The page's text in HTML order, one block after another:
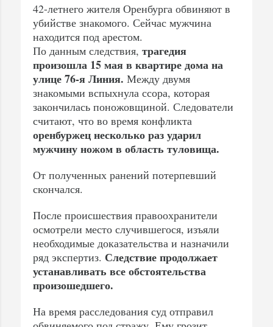
42-летнего жителя Оренбурга обвиняют в
убийстве знакомого. Сейчас мужчина
находится под арестом.
По данным следствия, трагедия
произошла 15 мая в квартире дома на
улице 76-я Линия. Между двумя
знакомыми вспыхнула ссора, которая
закончилась поножовщиной. Следователи
считают, что во время конфликта
оренбуржец несколько раз ударил
мужчину ножом в область туловища.
От полученных ранений потерпевший
скончался.
После происшествия правоохранители
осмотрели место случившегося, изъяли
необходимые доказательства и назначили
ряд экспертиз. Следствие продолжает
устанавливать все обстоятельства
произошедшего.
На время расследования суд отправил